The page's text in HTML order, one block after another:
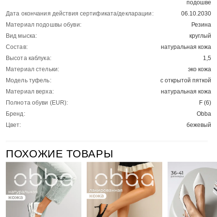
подошве
Дата окончания действия сертификата/декларации:
06.10.2030
Материал подошвы обуви:
Резина
Вид мыска:
круглый
Состав:
натуральная кожа
Высота каблука:
1,5
Материал стельки:
эко кожа
Модель туфель:
с открытой пяткой
Материал верха:
натуральная кожа
Полнота обуви (EUR):
F (6)
Бренд:
Obba
Цвет:
бежевый
ПОХОЖИЕ ТОВАРЫ